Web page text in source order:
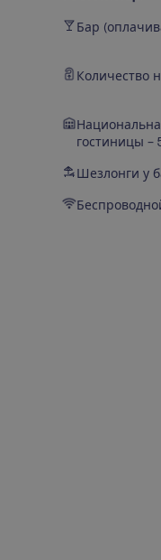
Бар
Количество
гостиницы –
Шезлонги у